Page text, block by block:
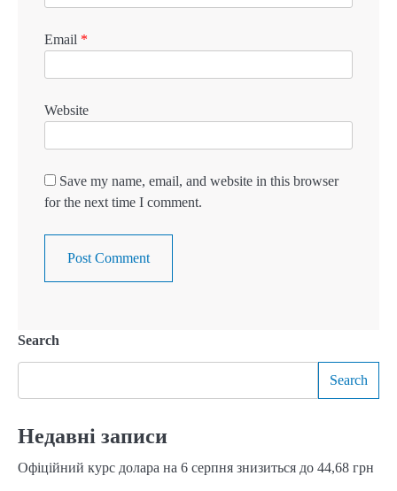
Email *
Website
Save my name, email, and website in this browser
for the next time I comment.
Search
Search
Недавні записи
Офіційний курс долара на 6 серпня знизиться до 44,68 грн